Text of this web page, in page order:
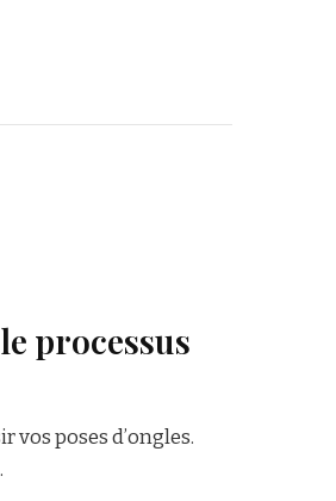
processus
poses d’ongles.